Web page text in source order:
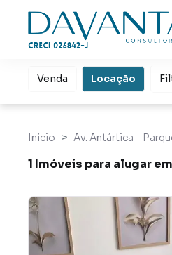
Venda Locação
Início Av. Antártica -
1 Imóveis para alugar